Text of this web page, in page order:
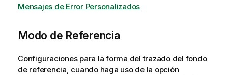
Mensajes de Error Personalizados
Modo de Referencia
Configuraciones para la forma del trazado del fondo
de referencia, cuando haga uso de la opción